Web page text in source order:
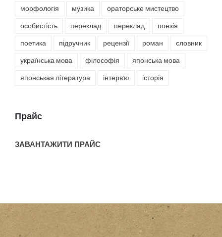
морфологія музика ораторське мистецтво
особистість переклад переклад поезія
поетика підручник рецензії роман словник
українська мова філософія японська мова
японськая література інтерв'ю історія
Прайс
ЗАВАНТАЖИТИ ПРАЙС